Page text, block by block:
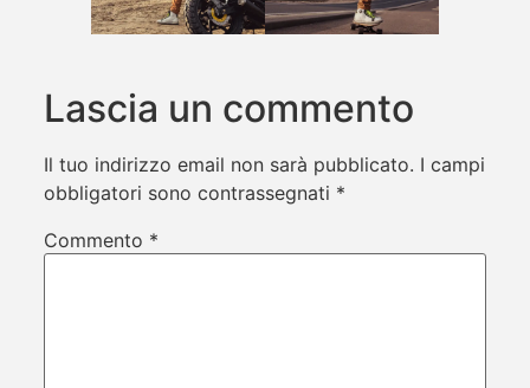
Lascia un commento
Il tuo indirizzo email non sarà pubblicato. I campi
obbligatori sono contrassegnati *
Commento *